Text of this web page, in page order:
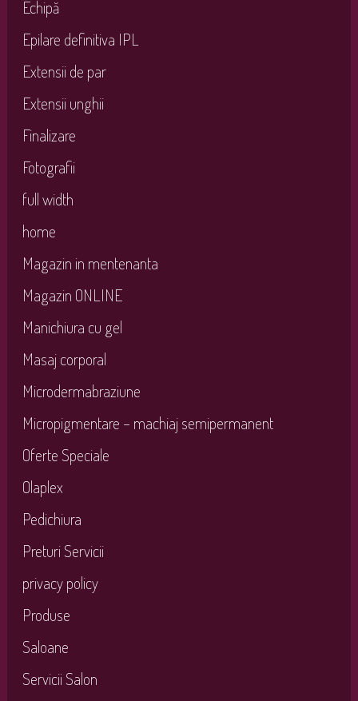
Echipă
Epilare definitiva IPL
Extensii de par
Extensii unghii
Finalizare
Fotografii
full width
home
Magazin in mentenanta
Magazin ONLINE
Manichiura cu gel
Masaj corporal
Microdermabraziune
Micropigmentare – machiaj semipermanent
Oferte Speciale
Olaplex
Pedichiura
Preturi Servicii
privacy policy
Produse
Saloane
Servicii Salon